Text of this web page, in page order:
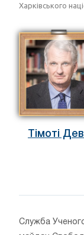
Харківського
Тімоті
Cлужба